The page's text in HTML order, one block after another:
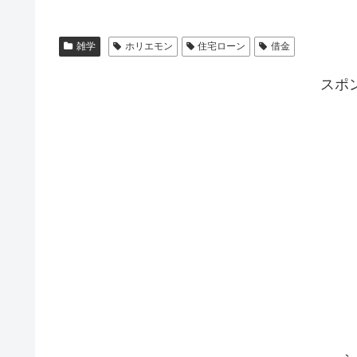
雑学 ホリエモン 住宅ローン 借金
スポ